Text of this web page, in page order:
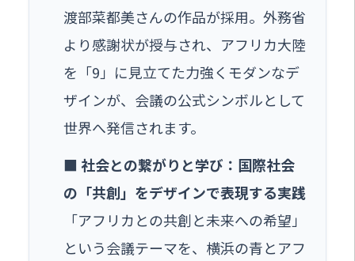
渡部菜都美さんの作品が採用。外務省
より感謝状が授与され、アフリカ大陸
を「9」に見立てた力強くモダンなデ
ザインが、会議の公式シンボルとして
世界へ発信されます。
■ 社会との繋がりと学び：国際社会
の「共創」をデザインで表現する実践
「アフリカとの共創と未来への希望」
という会議テーマを、横浜の青とアフ